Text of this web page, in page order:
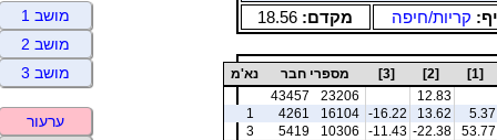
קריות/חיפה מקדם: 18.56
[1]
[2]
[3] מספרי חבר
נא'מ
12.83
23206
43457
5.37
13.62
-16.22
16104
4261
1
53.77
-22.38
-11.43
10306
5419
3
מושב 1
מושב 2
מושב 3
ערעור